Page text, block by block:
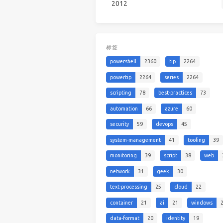
2012
标签
powershell 2360 tip 2264
powertip 2264 series 2264
scripting 78 best-practices 73
automation 66 azure 60
security 59 devops 45
system-management 41 tooling 39
monitoring 39 script 38 web
network 31 geek 30
text-processing 25 cloud 22
container 21 ai 21 windows
data-format 20 identity 19